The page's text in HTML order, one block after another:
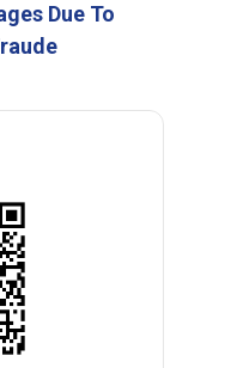
Due To